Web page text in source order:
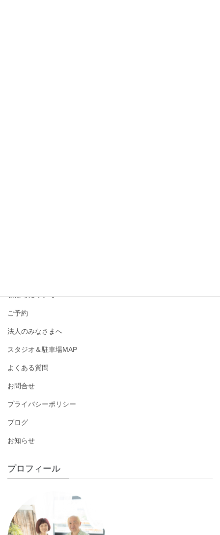
私たちについて
ご予約
法人のみなさまへ
スタジオ＆駐車場MAP
よくある質問
お問合せ
プライバシーポリシー
ブログ
お知らせ
プロフィール